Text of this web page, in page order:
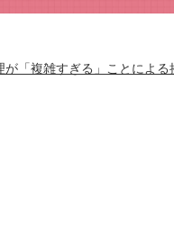
「複雑すぎる」ことによる